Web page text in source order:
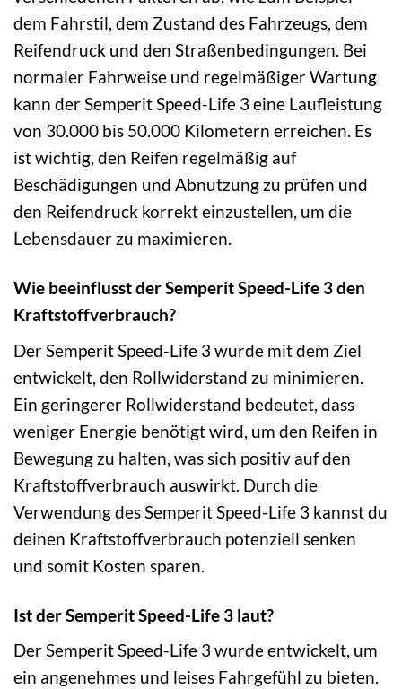
dem Fahrstil, dem Zustand des Fahrzeugs, dem
Reifendruck und den Straßenbedingungen. Bei
normaler Fahrweise und regelmäßiger Wartung
kann der Semperit Speed-Life 3 eine Laufleistung
von 30.000 bis 50.000 Kilometern erreichen. Es
ist wichtig, den Reifen regelmäßig auf
Beschädigungen und Abnutzung zu prüfen und
den Reifendruck korrekt einzustellen, um die
Lebensdauer zu maximieren.
Wie beeinflusst der Semperit Speed-Life 3 den
Kraftstoffverbrauch?
Der Semperit Speed-Life 3 wurde mit dem Ziel
entwickelt, den Rollwiderstand zu minimieren.
Ein geringerer Rollwiderstand bedeutet, dass
weniger Energie benötigt wird, um den Reifen in
Bewegung zu halten, was sich positiv auf den
Kraftstoffverbrauch auswirkt. Durch die
Verwendung des Semperit Speed-Life 3 kannst du
deinen Kraftstoffverbrauch potenziell senken
und somit Kosten sparen.
Ist der Semperit Speed-Life 3 laut?
Der Semperit Speed-Life 3 wurde entwickelt, um
ein angenehmes und leises Fahrgefühl zu bieten.